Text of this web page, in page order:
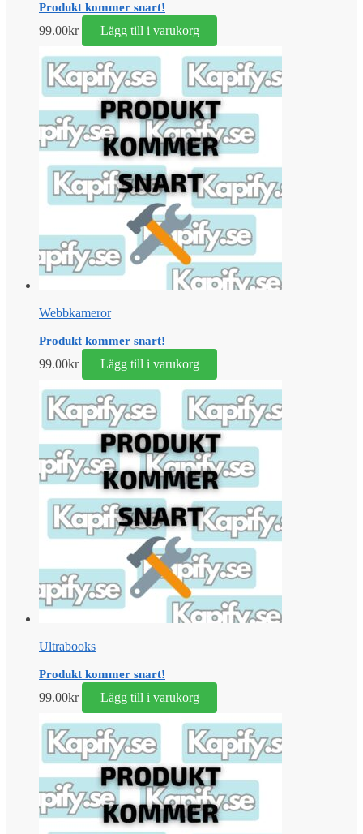
Produkt kommer snart!
99.00kr Lägg till i varukorg
Webbkameror
Produkt kommer snart!
99.00kr Lägg till i varukorg
Ultrabooks
Produkt kommer snart!
99.00kr Lägg till i varukorg